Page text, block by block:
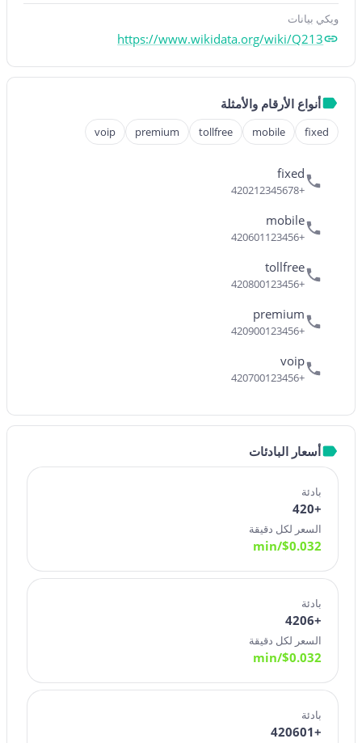
ويكي بيانات
https://www.wikidata.org/wiki/Q213
أنواع الأرقام والأمثلة
fixed
mobile
tollfree
premium
voip
fixed
+420212345678
mobile
+420601123456
tollfree
+420800123456
premium
+420900123456
voip
+420700123456
أسعار البادئات
بادئة
+420
السعر لكل دقيقة
$0.032
/min
بادئة
+4206
السعر لكل دقيقة
$0.032
/min
بادئة
+420601